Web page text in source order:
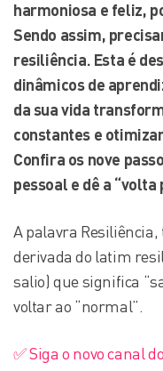
harmoniosa e feliz,
Sendo assim,
resiliência. Esta é
dinâmicos de
da sua vida
constantes e
Confira os nove
pessoal e dê a
A palavra
derivada do latim
salio) que significa
voltar ao “normal”.
✅ Siga o novo canal